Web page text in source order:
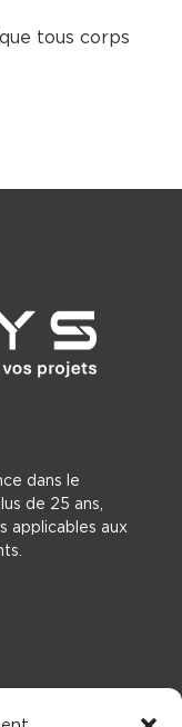
tous corps
dans le
de 25 ans,
applicables aux